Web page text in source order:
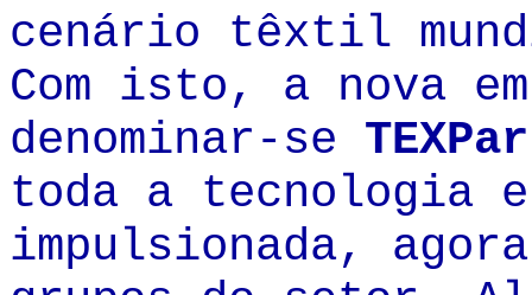
cenário têxtil
Com isto, a nova
denominar-se
toda a tecnologia
impulsionada,